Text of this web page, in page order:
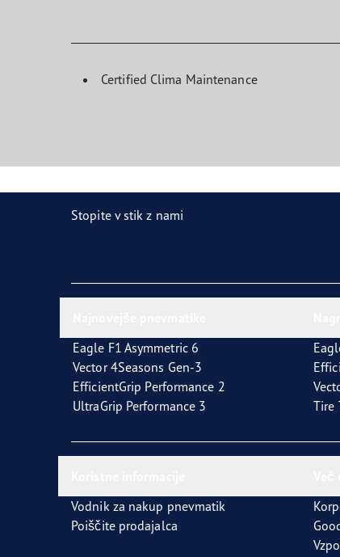
Certified Clima Maintenance
Stopite v stik z nami
Eagle F1 Asymmetric 6
Vector 4Seasons Gen-3
EfficientGrip Performance 2
UltraGrip Performance 3
Tire
Vodnik za nakup pnevmatik
Poiščite prodajalca